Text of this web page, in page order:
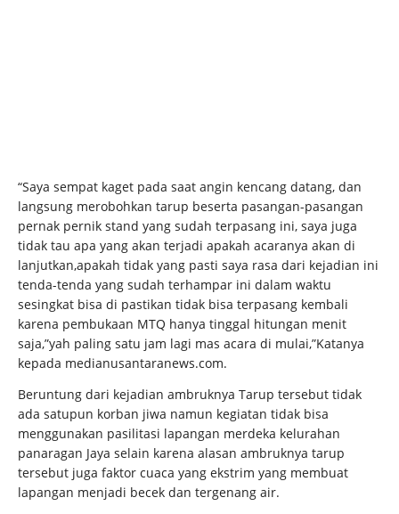
“Saya sempat kaget pada saat angin kencang datang, dan
langsung merobohkan tarup beserta pasangan-pasangan
pernak pernik stand yang sudah terpasang ini, saya juga
tidak tau apa yang akan terjadi apakah acaranya akan di
lanjutkan,apakah tidak yang pasti saya rasa dari kejadian ini
tenda-tenda yang sudah terhampar ini dalam waktu
sesingkat bisa di pastikan tidak bisa terpasang kembali
karena pembukaan MTQ hanya tinggal hitungan menit
saja,”yah paling satu jam lagi mas acara di mulai,”Katanya
kepada medianusantaranews.com.
Beruntung dari kejadian ambruknya Tarup tersebut tidak
ada satupun korban jiwa namun kegiatan tidak bisa
menggunakan pasilitasi lapangan merdeka kelurahan
panaragan Jaya selain karena alasan ambruknya tarup
tersebut juga faktor cuaca yang ekstrim yang membuat
lapangan menjadi becek dan tergenang air.